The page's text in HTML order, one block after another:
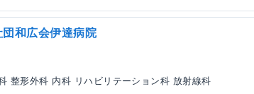
団和広会伊達病院
整形外科 内科 リハビリテーション科 放射線科